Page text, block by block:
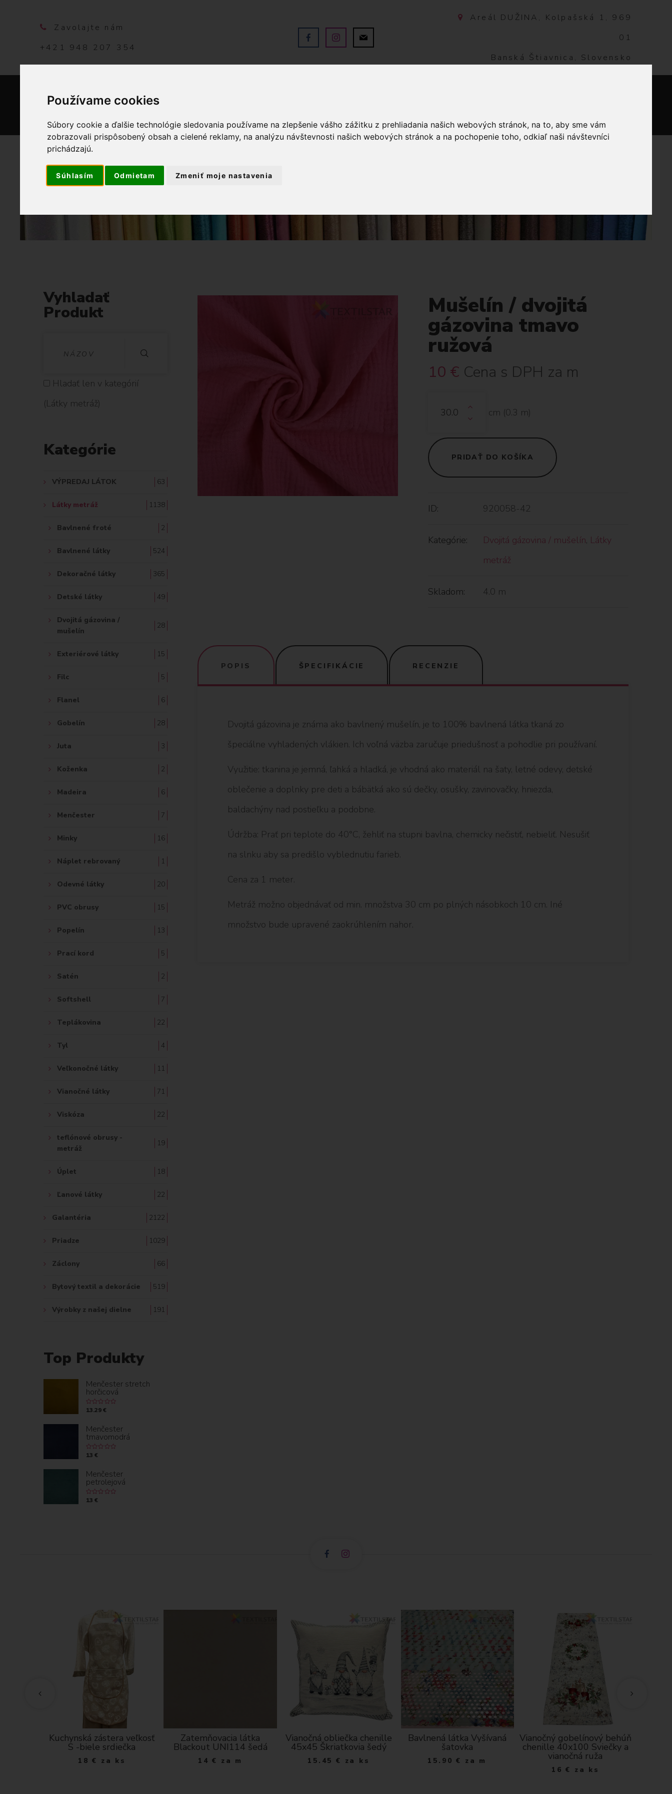
Používame cookies
Súbory cookie a ďalšie technológie sledovania používame na zlepšenie vášho zážitku z prehliadania našich webových stránok, na to, aby sme vám
zobrazovali prispôsobený obsah a cielené reklamy, na analýzu návštevnosti našich webových stránok a na pochopenie toho, odkiaľ naši návštevníci
prichádzajú.
Súhlasím Odmietam Zmeniť moje nastavenia
Zavolajte nám
+421 948 207 354
Areál DUŽINA, Kolpašská 1, 969
01
Banská Štiavnica, Slovensko
OBCHOD
Mušelín / dvojitá
gázovina tmavo
ružová
10 € Cena s DPH za m
cm (0.3 m)
PRIDAŤ DO KOŠÍKA
ID: 920058-42
Kategórie: Dvojitá gázovina / mušelín, Látky
metráž
Skladom: 4.0 m
POPIS ŠPECIFIKÁCIE RECENZIE
Dvojitá gázovina je známa ako bavlnený mušelín, je to 100% bavlnená látka tkaná zo
špeciálne vyhladených vlákien. Ich voľná väzba zaručuje priedušnosť a pohodlie pri používaní.
Využitie: tkanina je jemná, ľahká a hladká, je vhodná ako materiál na šaty, letné odevy, detské
oblečenie a doplnky pre deti a bábätká ako sú dečky, osušky, zavinovačky, hniezda,
baldachýny nad postieľku a podobne.
Údržba: Prať pri teplote do 40°C, žehliť na stupni bavlna, chemicky nečistiť, nebieliť. Nesušiť
na slnku aby sa predišlo vyblednutiu farieb.
Cena za 1 meter.
Metráž možno objednávať od min. množstva 30 cm po plných násobkoch 10 cm. Iné
množstvo bude upravené zaokrúhlením nahor.
Vyhladať
Produkt
H
L
D
Ť
:
Hladať len v kategórií
(Látky metráž)
Kategórie
VÝPREDAJ LÁTOK 63
Látky metráž 1138
Bavlnené froté 2
Bavlnené látky 524
Dekoračné látky 365
Detské látky 49
Dvojitá gázovina /
mušelín
28
Exteriérové látky 15
Filc 5
Flanel 6
Gobelín 28
Juta 3
Koženka 2
Madeira 6
Menčester 7
Minky 16
Náplet rebrovaný 1
Odevné látky 20
PVC obrusy 15
Popelín 13
Prací kord 5
Satén 2
Softshell 7
Teplákovina 22
Tyl 4
Veľkonočné látky 11
Vianočné látky 71
Viskóza 22
teflónové obrusy -
metráž
19
Úplet 18
Ľanové látky 22
Galantéria 2122
Priadze 1029
Záclony 66
Bytový textil a dekorácie 519
Výrobky z našej dielne 191
Top Produkty
Menčester stretch
horčicová
13.29 €
Menčester
tmavomodrá
13 €
Menčester
petrolejová
13 €
Kuchynská zástera veľkosť
S -biele srdiečka
18 € za ks
Zatemňovacia látka
Blackout UNI114 šedá
14 € za m
Vianočná obliečka chenille
45x45 Škriatkovia šedý
15.45 € za ks
Bavlnená látka Vyšívaná
šatovka
15.90 € za m
Vianočný gobelínový behúň
chenille 40x100 Sviečky a
vianočná ruža
16 € za ks